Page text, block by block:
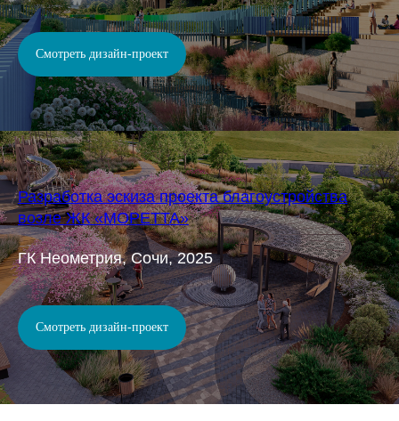
Смотреть дизайн-проект
Разработка эскиза проекта благоустройства
возле ЖК «МОРЕТТА»
ГК Неометрия, Сочи, 2025
Смотреть дизайн-проект